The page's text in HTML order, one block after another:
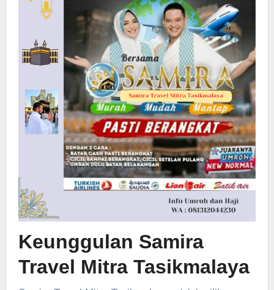
Keunggulan Samira
Travel Mitra Tasikmalaya